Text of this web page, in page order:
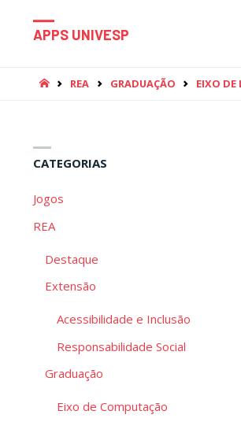
APPS UNIVESP
HOME
REA GRADUAÇÃO EIXO DE
CATEGORIAS
Jogos
REA
Destaque
Extensão
Acessibilidade e Inclusão
Responsabilidade Social
Graduação
Eixo de Computação